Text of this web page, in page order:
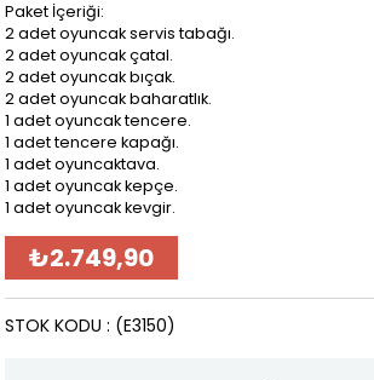
Paket İçeriği:
2 adet oyuncak servis tabağı.
2 adet oyuncak çatal.
2 adet oyuncak bıçak.
2 adet oyuncak baharatlık.
1 adet oyuncak tencere.
1 adet tencere kapağı.
1 adet oyuncaktava.
1 adet oyuncak kepçe.
1 adet oyuncak kevgir.
₺2.749,90
(E3150)
STOK KODU